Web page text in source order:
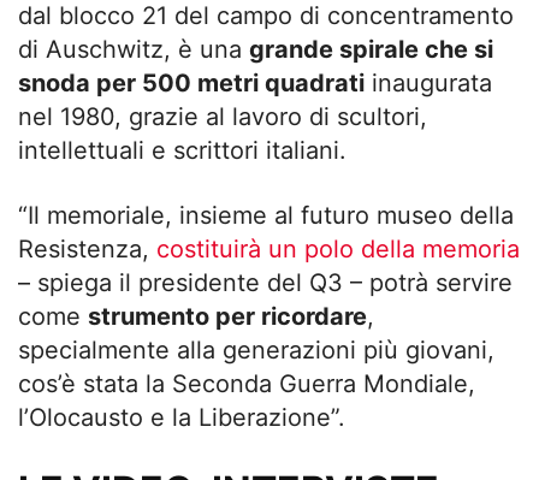
dal blocco 21 del campo di concentramento
di Auschwitz, è una grande spirale che si
snoda per 500 metri quadrati inaugurata
nel 1980, grazie al lavoro di scultori,
intellettuali e scrittori italiani.
“Il memoriale, insieme al futuro museo della
Resistenza, costituirà un polo della memoria
– spiega il presidente del Q3 – potrà servire
come strumento per ricordare,
specialmente alla generazioni più giovani,
cos’è stata la Seconda Guerra Mondiale,
l’Olocausto e la Liberazione”.